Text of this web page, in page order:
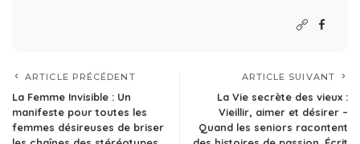
ARTICLE PRÉCÉDENT
La Femme Invisible : Un
manifeste pour toutes les
femmes désireuses de briser
ARTICLE SUIVANT
La Vie secrète des vieux :
Vieillir, aimer et désirer –
Quand les seniors racontent